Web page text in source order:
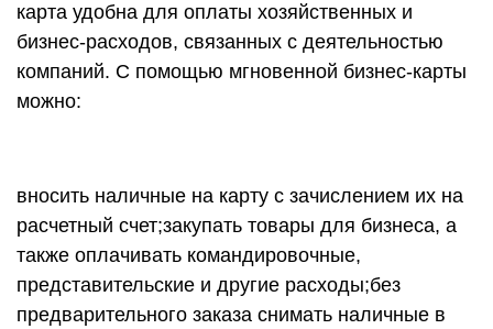
карта удобна для оплаты хозяйственных и
бизнес-расходов, связанных с деятельностью
компаний. С помощью мгновенной бизнес-карты
можно:
вносить наличные на карту с зачислением их на
расчетный счет;закупать товары для бизнеса, а
также оплачивать командировочные,
представительские и другие расходы;без
предварительного заказа снимать наличные в